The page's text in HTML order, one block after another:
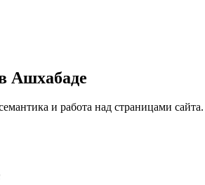
Ашхабаде
и работа над страницами сайта.